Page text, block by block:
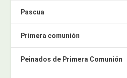
Pascua
Primera comunión
Peinados de Primera Comunión